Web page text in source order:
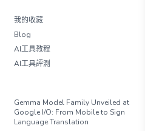
我的收藏
Blog
AI工具教程
AI工具評測
Gemma Model Family Unveiled at
Google I/O: From Mobile to Sign
Language Translation